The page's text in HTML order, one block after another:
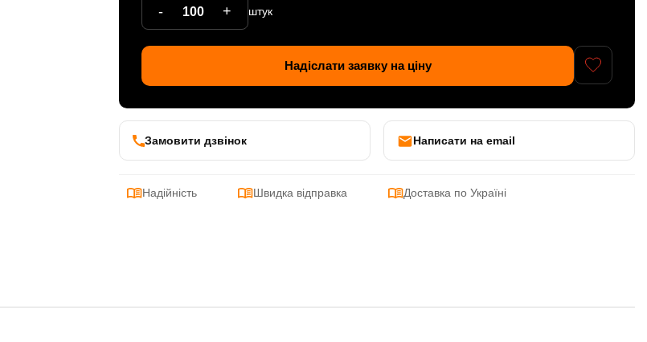
- + штук
Надіслати заявку на ціну
Замовити дзвінок Написати на email
Надійність Швидка відправка Доставка по Україні